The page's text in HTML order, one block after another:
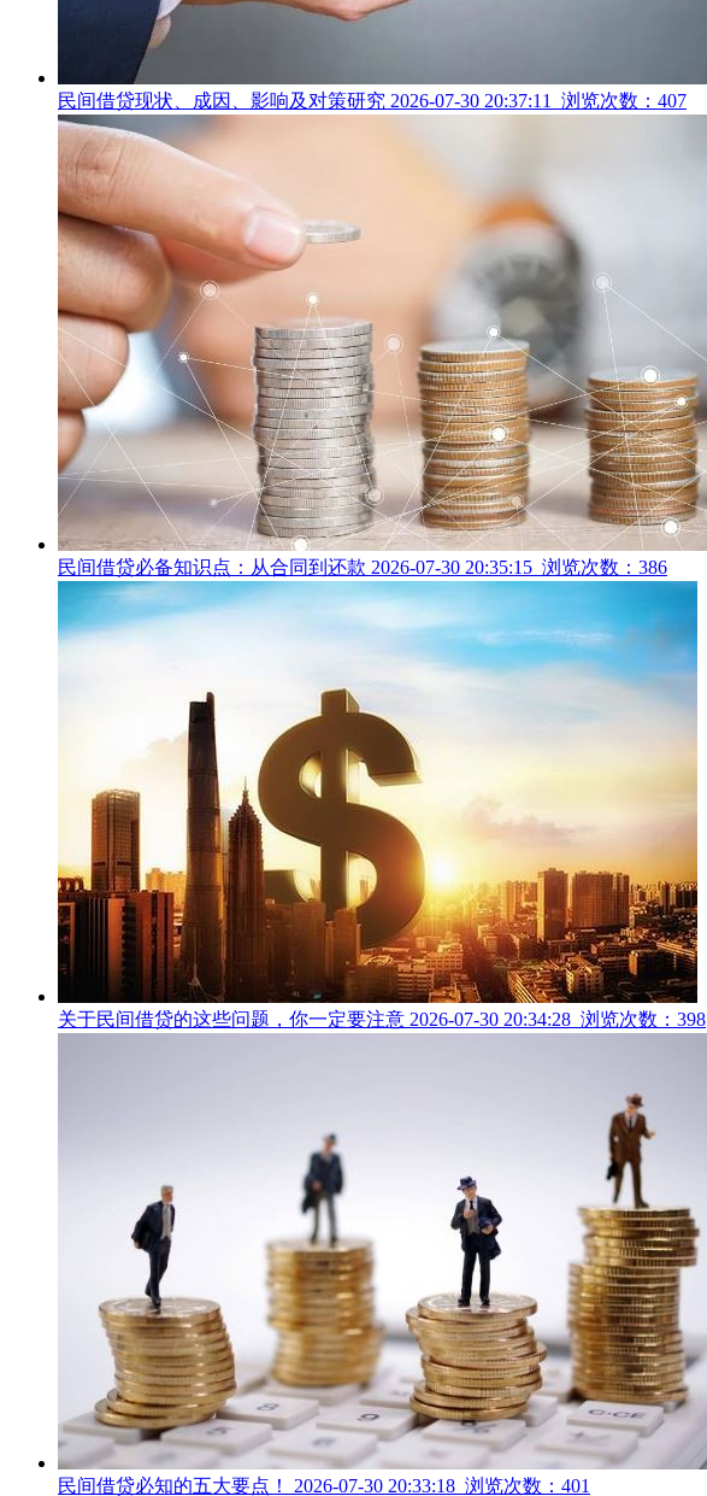
民间借贷现状、成因、影响及对策研究 2026-07-30 20:37:11 浏览次数：407
民间借贷必备知识点：从合同到还款 2026-07-30 20:35:15 浏览次数：386
关于民间借贷的这些问题，你一定要注意 2026-07-30 20:34:28 浏览次数：398
民间借贷必知的五大要点！ 2026-07-30 20:33:18 浏览次数：401